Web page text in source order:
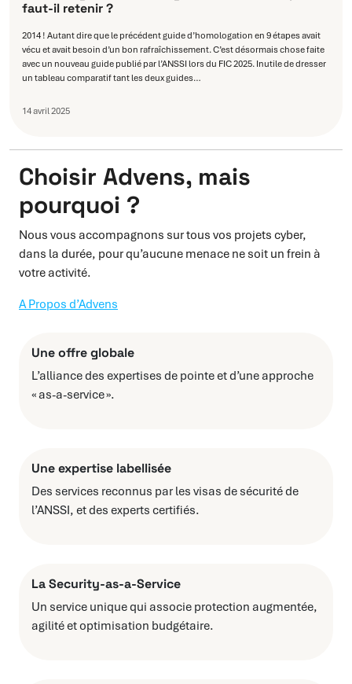
faut-il retenir ?
2014 ! Autant dire que le précédent guide d’homologation en 9 étapes avait
vécu et avait besoin d’un bon rafraîchissement. C’est désormais chose faite
avec un nouveau guide publié par l’ANSSI lors du FIC 2025. Inutile de dresser
un tableau comparatif tant les deux guides…
14 avril 2025
Choisir Advens, mais
pourquoi ?
Nous vous accompagnons sur tous vos projets cyber,
dans la durée, pour qu’aucune menace ne soit un frein à
votre activité.
A Propos d’Advens
Une offre globale
L’alliance des expertises de pointe et d’une approche
« as-a-service ».
Une expertise labellisée
Des services reconnus par les visas de sécurité de
l’ANSSI, et des experts certifiés.
La Security-as-a-Service
Un service unique qui associe protection augmentée,
agilité et optimisation budgétaire.